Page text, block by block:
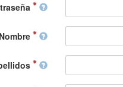
Nombre